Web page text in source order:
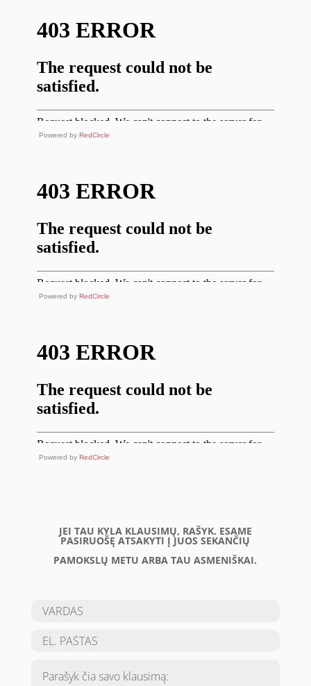
Powered by RedCircle
Powered by RedCircle
Powered by RedCircle
JEI TAU KYLA KLAUSIMŲ, RAŠYK. ESAME
PASIRUOŠĘ ATSAKYTI Į JUOS SEKANČIŲ
PAMOKSLŲ METU ARBA TAU ASMENIŠKAI.